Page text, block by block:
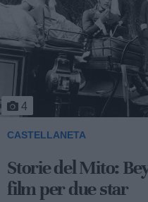
4
CASTELLANETA
Storie del Mito:
film per due star